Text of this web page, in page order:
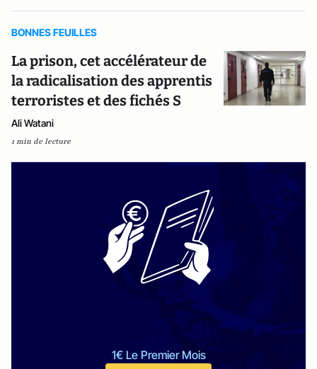
BONNES FEUILLES
La prison, cet accélérateur de
la radicalisation des apprentis
terroristes et des fichés S
Ali Watani
1 min de lecture
1€ Le Premier Mois